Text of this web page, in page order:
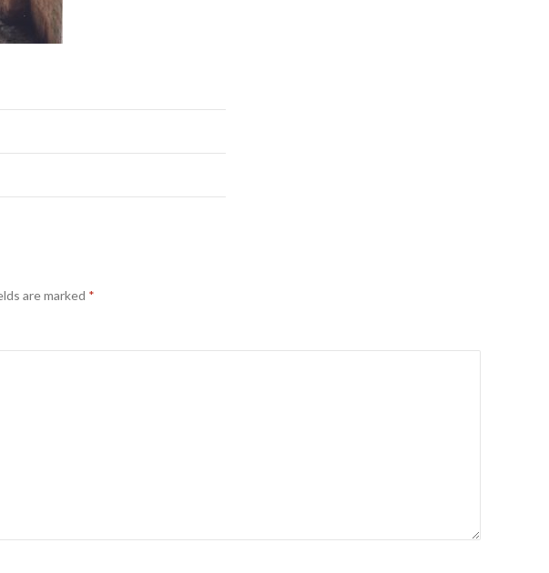
are marked *